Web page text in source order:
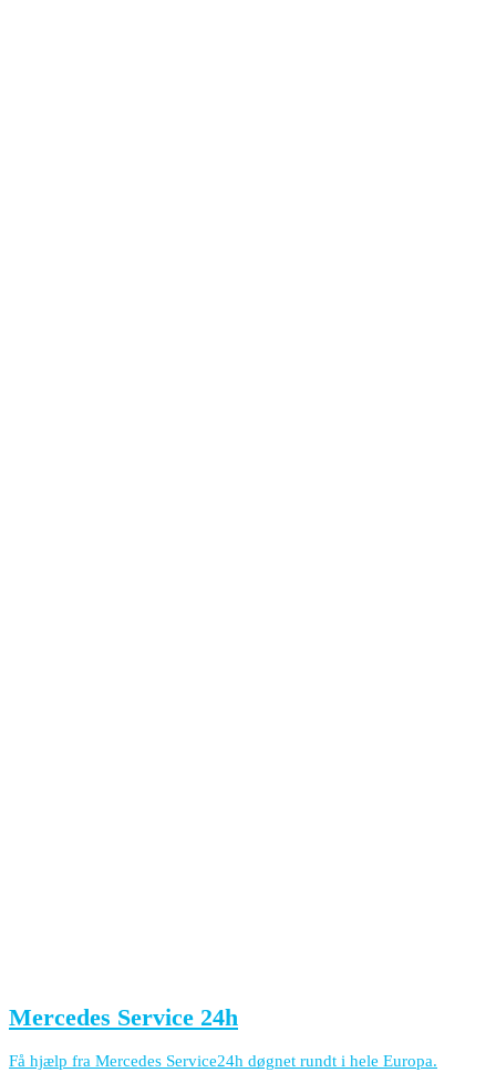
Mercedes Service 24h
Få hjælp fra Mercedes Service24h døgnet rundt i hele Europa.